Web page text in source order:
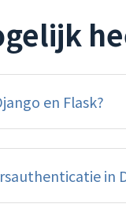
en Flask?
in